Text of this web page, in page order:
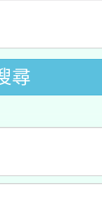
學辦理
校輔導
施計畫
尋